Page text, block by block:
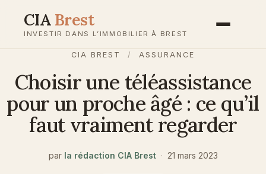
CIA Brest
INVESTIR DANS L’IMMOBILIER À BREST
CIA BREST / ASSURANCE
Choisir une téléassistance
pour un proche âgé : ce qu’il
faut vraiment regarder
par la rédaction CIA Brest · 21 mars 2023